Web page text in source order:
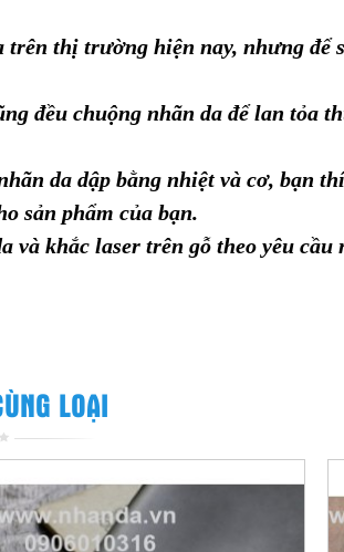
thị trường hiện nay, nhưng để
đều chuộng nhãn da để lan tỏa
da dập bằng nhiệt và cơ, bạn
sản phẩm của bạn.
và khắc laser trên gỗ theo yêu cầu
LOẠI